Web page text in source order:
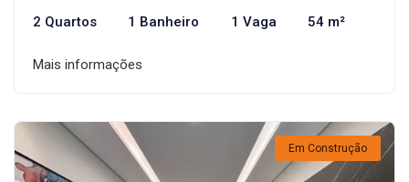
2 Quartos 1 Banheiro 1 Vaga 54 m²
Mais informações
Em Construção